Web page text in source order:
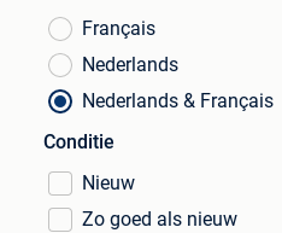
Français
Nederlands
Nederlands & Français
Conditie
Nieuw
Zo goed als nieuw